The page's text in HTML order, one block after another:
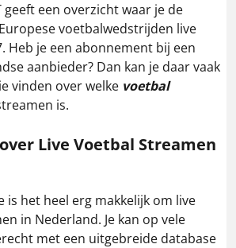
geeft een overzicht waar je de
voetbalwedstrijden live
Heb je een abonnement bij een
aanbieder? Dan kan je daar vaak
vinden over welke voetbal
is.
Live Voetbal Streamen
is het heel erg makkelijk om live
in Nederland. Je kan op vele
met een uitgebreide database